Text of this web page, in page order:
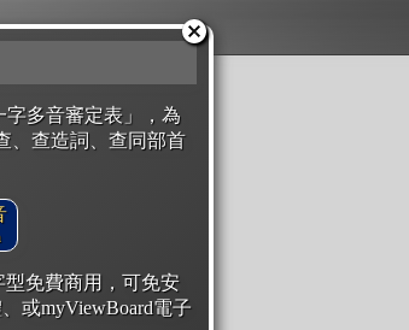
字多音審定表」，為
、查造詞、查同部首
免費商用，可免安
或myViewBoard電子